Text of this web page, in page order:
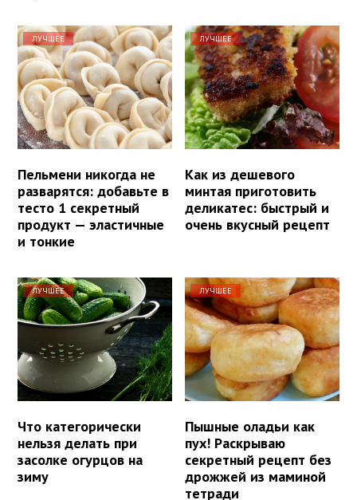
ЛУЧШЕЕ
Пельмени никогда не
разварятся: добавьте в
тесто 1 секретный
продукт — эластичные
и тонкие
ЛУЧШЕЕ
Как из дешевого
минтая приготовить
деликатес: быстрый и
очень вкусный рецепт
ЛУЧШЕЕ
Что категорически
нельзя делать при
засолке огурцов на
зиму
ЛУЧШЕЕ
Пышные оладьи как
пух! Раскрываю
секретный рецепт без
дрожжей из маминой
тетради